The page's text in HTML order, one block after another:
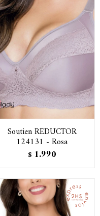
Soutien REDUCTOR
124131 - Rosa
$ 1.990